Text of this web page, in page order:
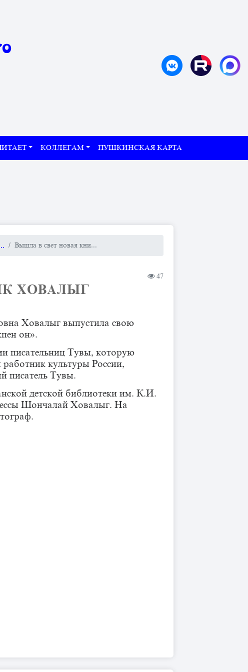
КОЛЛЕГАМ ПУШКИНСКАЯ КАРТА
Вышла в свет новая кни...
47
ХОВАЛЫГ
Ховалыг выпустила свою
он».
писательниц Тувы, которую
работник культуры России,
писатель Тувы.
детской библиотеки им. К.И.
Шончалай Ховалыг. На